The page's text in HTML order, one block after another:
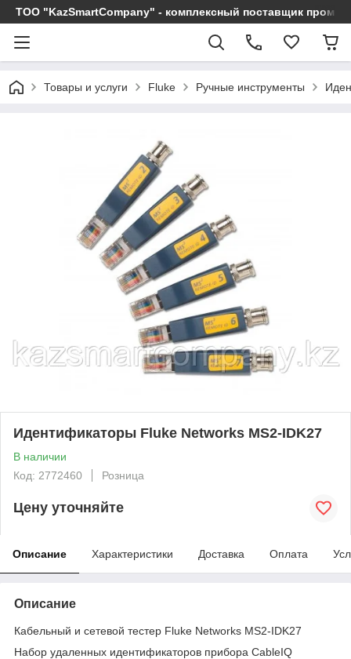
ТОО "KazSmartCompany" - комплексный поставщик
Товары и услуги Fluke Ручные инструменты
Идентификаторы Fluke Networks MS2-IDK27
В наличии
Код: 2772460
Розница
Цену уточняйте
Описание Характеристики Доставка Оплата
Описание
Кабельный и сетевой тестер Fluke Networks MS2-IDK27
Набор удаленных идентификаторов прибора CableIQ